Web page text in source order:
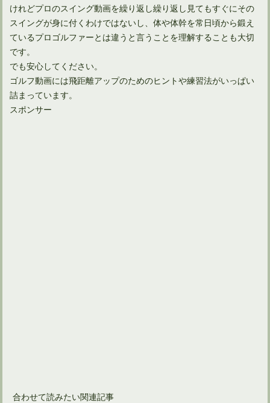
けれどプロのスイング動画を繰り返し繰り返し見てもすぐにその
スイングが身に付くわけではないし、体や体幹を常日頃から鍛え
ているプロゴルファーとは違うと言うことを理解することも大切
です。
でも安心してください。
ゴルフ動画には飛距離アップのためのヒントや練習法がいっぱい
詰まっています。
スポンサー
合わせて読みたい関連記事